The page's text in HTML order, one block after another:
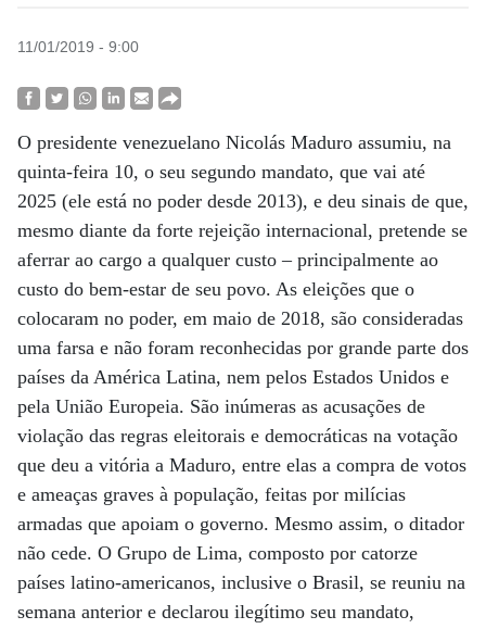
11/01/2019 - 9:00
O presidente venezuelano Nicolás Maduro assumiu, na
quinta-feira 10, o seu segundo mandato, que vai até
2025 (ele está no poder desde 2013), e deu sinais de que,
mesmo diante da forte rejeição internacional, pretende se
aferrar ao cargo a qualquer custo – principalmente ao
custo do bem-estar de seu povo. As eleições que o
colocaram no poder, em maio de 2018, são consideradas
uma farsa e não foram reconhecidas por grande parte dos
países da América Latina, nem pelos Estados Unidos e
pela União Europeia. São inúmeras as acusações de
violação das regras eleitorais e democráticas na votação
que deu a vitória a Maduro, entre elas a compra de votos
e ameaças graves à população, feitas por milícias
armadas que apoiam o governo. Mesmo assim, o ditador
não cede. O Grupo de Lima, composto por catorze
países latino-americanos, inclusive o Brasil, se reuniu na
semana anterior e declarou ilegítimo seu mandato,